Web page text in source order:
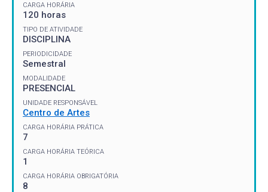
CARGA HORÁRIA
120 horas
TIPO DE ATIVIDADE
DISCIPLINA
PERIODICIDADE
Semestral
MODALIDADE
PRESENCIAL
UNIDADE RESPONSÁVEL
Centro de Artes
CARGA HORÁRIA PRÁTICA
7
CARGA HORÁRIA TEÓRICA
1
CARGA HORÁRIA OBRIGATÓRIA
8